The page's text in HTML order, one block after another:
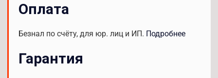
Оплата
Безнал по счёту, для юр. лиц и ИП. Подробнее
Гарантия